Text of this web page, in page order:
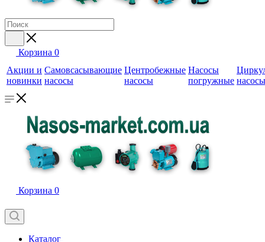
Корзина 0
Акции и
новинки
Самовсасывающие
насосы
Центробежные
насосы
Насосы
погружные насосы
Корзина 0
Каталог